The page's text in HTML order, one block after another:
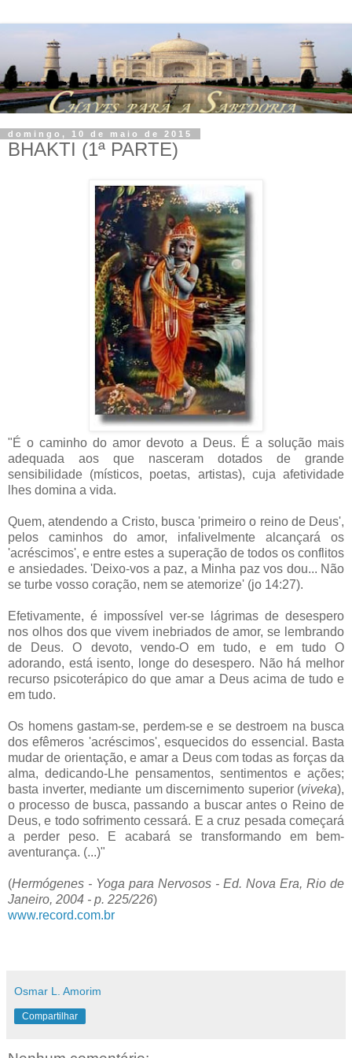
domingo, 10 de maio de 2015
BHAKTI (1ª PARTE)
"É o caminho do amor devoto a Deus. É a solução mais
adequada aos que nasceram dotados de grande
sensibilidade (místicos, poetas, artistas), cuja afetividade
lhes domina a vida.
Quem, atendendo a Cristo, busca 'primeiro o reino de Deus',
pelos caminhos do amor, infalivelmente alcançará os
'acréscimos', e entre estes a superação de todos os conflitos
e ansiedades. 'Deixo-vos a paz, a Minha paz vos dou... Não
se turbe vosso coração, nem se atemorize' (jo 14:27).
Efetivamente, é impossível ver-se lágrimas de desespero
nos olhos dos que vivem inebriados de amor, se lembrando
de Deus. O devoto, vendo-O em tudo, e em tudo O
adorando, está isento, longe do desespero. Não há melhor
recurso psicoterápico do que amar a Deus acima de tudo e
em tudo.
Os homens gastam-se, perdem-se e se destroem na busca
dos efêmeros 'acréscimos', esquecidos do essencial. Basta
mudar de orientação, e amar a Deus com todas as forças da
alma, dedicando-Lhe pensamentos, sentimentos e ações;
basta inverter, mediante um discernimento superior (viveka),
o processo de busca, passando a buscar antes o Reino de
Deus, e todo sofrimento cessará. E a cruz pesada começará
a perder peso. E acabará se transformando em bem-
aventurança. (...)"
(Hermógenes - Yoga para Nervosos - Ed. Nova Era, Rio de
Janeiro, 2004 - p. 225/226)
www.record.com.br
Osmar L. Amorim
Compartilhar